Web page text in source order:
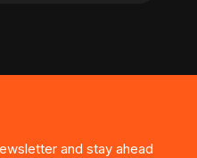
and stay ahead